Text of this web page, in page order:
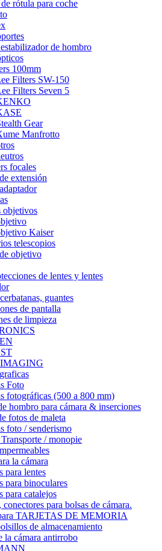
rótula para coche
de hombro
100mm
Filters SW-150
Filters Seven 5
Gear
Manfrotto
focales
extensión
objetivos
Kaiser
telescopios
objetivo
de lentes y lentes
guantes
de pantalla
de limpieza
Foto
fotográficas (500 a 800 mm)
hombro para cámara & inserciones
fotos de maleta
foto / senderismo
/ monopie
la cámara
para lentes
para binoculares
para catalejos
conectores para bolsas de cámara.
TARJETAS DE MEMORIA
de almacenamiento
la cámara antirrobo